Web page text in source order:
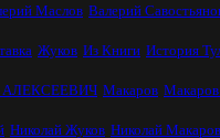
Маслов Валерий
Жуков Из Книги История
Макаров
Николай Жуков Николай Макаров